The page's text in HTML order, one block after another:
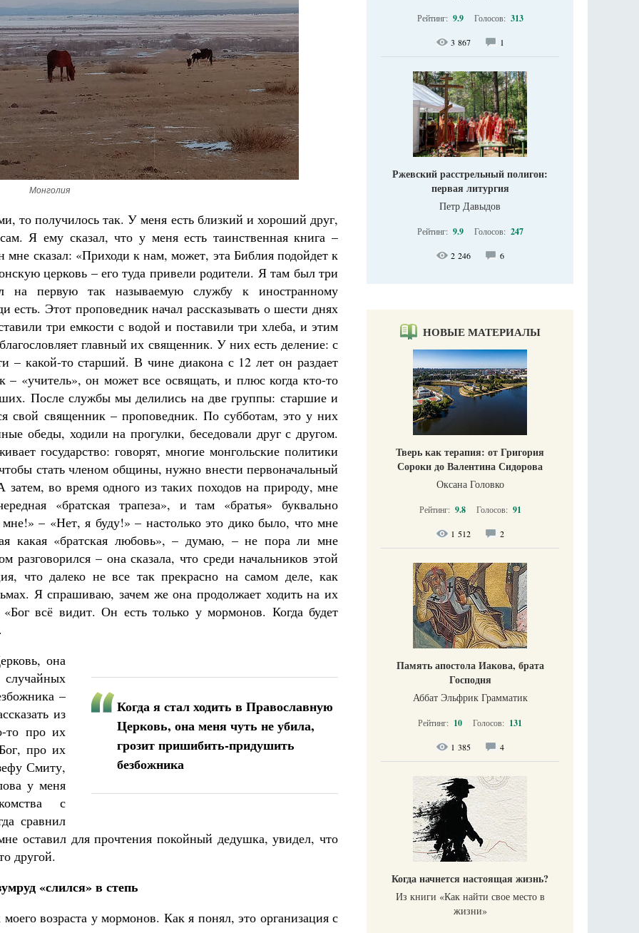
Монголия
то получилось так. У меня есть близкий и хороший друг,
Я ему сказал, что у меня есть таинственная книга –
мне сказал: «Приходи к нам, может, эта Библия подойдет к
церковь – его туда привели родители. Я там был три
на первую так называемую службу к иностранному
есть. Этот проповедник начал рассказывать о шести днях
три емкости с водой и поставили три хлеба, и этим
главный их священник. У них есть деление: с
какой-то старший. В чине диакона с 12 лет он раздает
«учитель», он может все освящать, и плюс когда кто-то
После службы мы делились на две группы: старшие и
свой священник – проповедник. По субботам, это у них
обеды, ходили на прогулки, беседовали друг с другом.
государство: говорят, многие монгольские политики
стать членом общины, нужно внести первоначальный
во время одного из таких походов на природу, мне
«братская трапеза», и там «братья» буквально
– «Нет, я буду!» – настолько это дико было, что мне
какая «братская любовь», – думаю, – не пора ли мне
– она сказала, что среди начальников этой
что далеко не все так прекрасно на самом деле, как
Я спрашиваю, зачем же она продолжает ходить на их
всё видит. Он есть только у мормонов. Когда будет
Когда я стал ходить в Православную
Церковь, она меня чуть не убила,
грозит пришибить-придушить
безбожника
она
–
из
то про их
про их
Смиту,
у меня
с
сравнил
оставил для прочтения покойный дедушка, увидел, что
другой.
«слился» в степь
возраста у мормонов. Как я понял, это организация с
Рейтинг: 9.9 Голосов: 313
3 867 1
Ржевский расстрельный полигон:
первая литургия
Петр Давыдов
Рейтинг: 9.9 Голосов: 247
2 246 6
НОВЫЕ МАТЕРИАЛЫ
Тверь как терапия: от Григория
Сороки до Валентина Сидорова
Оксана Головко
Рейтинг: 9.8 Голосов: 91
1 512 2
Память апостола Иакова, брата
Господня
Аббат Эльфрик Грамматик
Рейтинг: 10 Голосов: 131
1 385 4
Когда начнется настоящая жизнь?
Из книги «Как найти свое место в
жизни​»